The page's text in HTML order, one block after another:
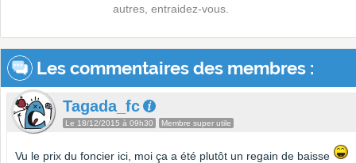
autres, entraidez-vous.
Les commentaires des membres :
Tagada_fc
Le 18/12/2015 à 09h30 Membre super utile
Vu le prix du foncier ici, moi ça a été plutôt un regain de baisse